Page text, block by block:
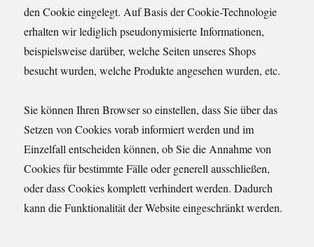
den Cookie eingelegt. Auf Basis der Cookie-Technologie
erhalten wir lediglich pseudonymisierte Informationen,
beispielsweise darüber, welche Seiten unseres Shops
besucht wurden, welche Produkte angesehen wurden, etc.
Sie können Ihren Browser so einstellen, dass Sie über das
Setzen von Cookies vorab informiert werden und im
Einzelfall entscheiden können, ob Sie die Annahme von
Cookies für bestimmte Fälle oder generell ausschließen,
oder dass Cookies komplett verhindert werden. Dadurch
kann die Funktionalität der Website eingeschränkt werden.